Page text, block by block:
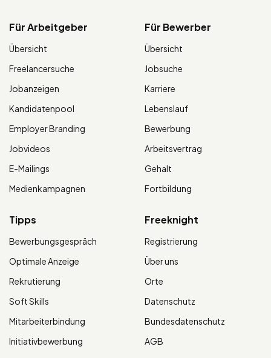
Für Arbeitgeber
Übersicht
Freelancersuche
Jobanzeigen
Kandidatenpool
Employer Branding
Jobvideos
E-Mailings
Medienkampagnen
Für Bewerber
Übersicht
Jobsuche
Karriere
Lebenslauf
Bewerbung
Arbeitsvertrag
Gehalt
Fortbildung
Tipps
Bewerbungsgespräch
Optimale Anzeige
Rekrutierung
Soft Skills
Mitarbeiterbindung
Initiativbewerbung
Freeknight
Registrierung
Über uns
Orte
Datenschutz
Bundesdatenschutz
AGB